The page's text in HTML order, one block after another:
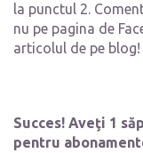
la punctul 2.
nu pe pagina de
articolul de pe blog!
Succes! Aveţi 1
pentru